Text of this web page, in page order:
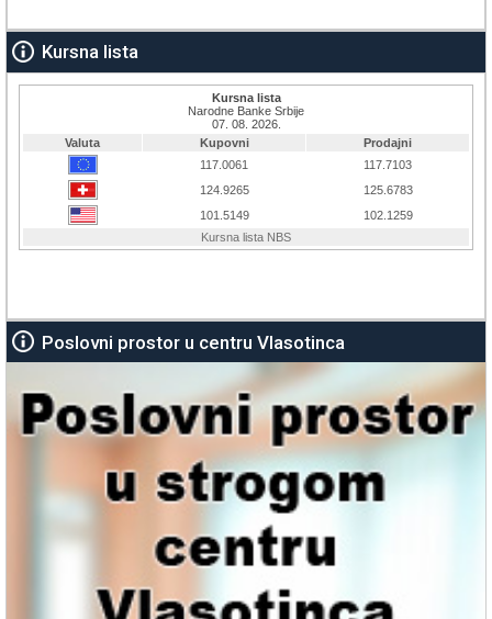
Kursna lista
Poslovni prostor u centru Vlasotinca